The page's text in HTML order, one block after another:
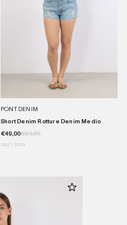
PONT DENIM
Short Denim Rotture Denim Medio
€49,00€69,90
2627 2829